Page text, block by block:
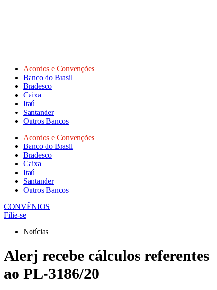
Acordos e Convenções
Banco do Brasil
Bradesco
Caixa
Itaú
Santander
Outros Bancos
Acordos e Convenções
Banco do Brasil
Bradesco
Caixa
Itaú
Santander
Outros Bancos
CONVÊNIOS
Filie-se
Notícias
Alerj recebe cálculos referentes
ao PL-3186/20